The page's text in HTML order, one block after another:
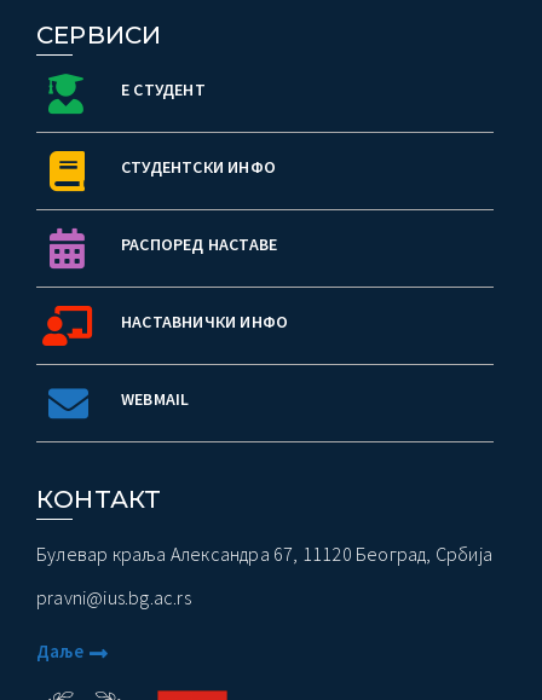
СЕРВИСИ
Е СТУДЕНТ
СТУДЕНТСКИ ИНФО
РАСПОРЕД НАСТАВЕ
НАСТАВНИЧКИ ИНФО
WEBMAIL
КОНТАКТ
Булевар краља Александра 67, 11120 Београд, Србија
pravni@ius.bg.ac.rs
Даље